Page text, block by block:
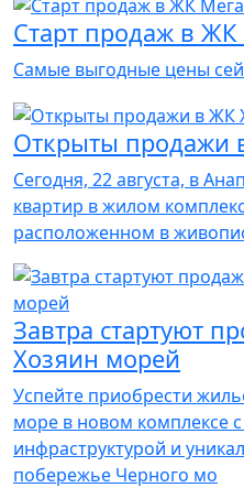
Старт продаж в ЖК
Самые выгодные цены
Открыты продажи
Сегодня, 22 августа, в
квартир в жилом
расположенном в
Завтра стартуют
Хозяин морей
Успейте приобрести
море в новом комплексе
инфраструктурой и
побережье Черного мо